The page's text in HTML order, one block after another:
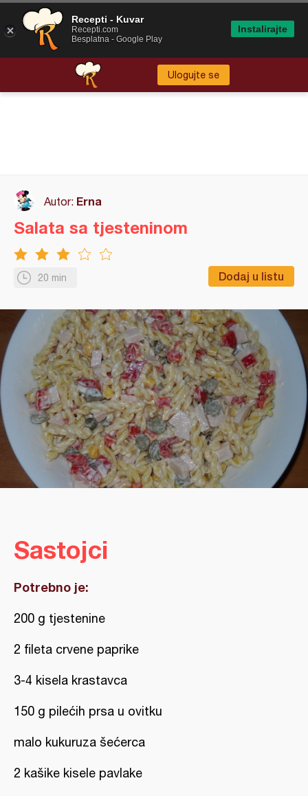
Ulogujte se
Autor: Erna
20 min Dodaj u listu
Salata sa tjesteninom
Sastojci
Potrebno je:
200 g tjestenine
2 fileta crvene paprike
3-4 kisela krastavca
150 g pilećih prsa u ovitku
malo kukuruza šećerca
2 kašike kisele pavlake
Recepti - Kuvar
Recepti.com
Besplatna - Google Play
Instalirajte